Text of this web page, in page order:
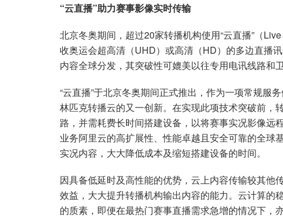
“云直播”助力赛事影像实时传输
北京冬奥期间，超过20家转播机构使用“云直播”（
收奥运会超高清（UHD）或高清（HD）的多边直播
内容全球分发，其突破性可媲美以往专用电讯线路和
“云直播”于北京冬奥期间正式推出，作为一项常规服
林匹克转播云的又一创新。在实现此项技术突破前，
路，并需耗费长时间搭建设备，以将赛事实况影像
业务阿里云的高扩展性、性能卓越且安全可靠的全球
实况内容，大大降低成本及缩短搭建设备的时间。
因具备低延时及高性能的优势，云上内容传输较其他
效益，大大提升转播机构输出内容的能力。云计算的
的质素，即便在最热门赛事直播需求急增的情况下，